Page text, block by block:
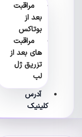
مراقبت
بعد از
بوتاکس
مراقبت
های بعد از
تزریق ژل
لب
آدرس
کلینیک